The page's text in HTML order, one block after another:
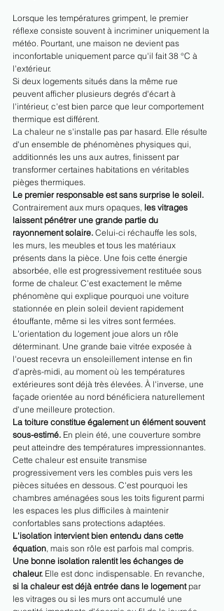
Lorsque les températures grimpent, le premier
réflexe consiste souvent à incriminer uniquement la
météo. Pourtant, une maison ne devient pas
inconfortable uniquement parce qu'il fait 38 °C à
l'extérieur.
Si deux logements situés dans la même rue
peuvent afficher plusieurs degrés d'écart à
l'intérieur, c'est bien parce que leur comportement
thermique est différent.
La chaleur ne s'installe pas par hasard. Elle résulte
d'un ensemble de phénomènes physiques qui,
additionnés les uns aux autres, finissent par
transformer certaines habitations en véritables
pièges thermiques.
Le premier responsable est sans surprise le soleil.
Contrairement aux murs opaques, les vitrages
laissent pénétrer une grande partie du
rayonnement solaire. Celui-ci réchauffe les sols,
les murs, les meubles et tous les matériaux
présents dans la pièce. Une fois cette énergie
absorbée, elle est progressivement restituée sous
forme de chaleur. C'est exactement le même
phénomène qui explique pourquoi une voiture
stationnée en plein soleil devient rapidement
étouffante, même si les vitres sont fermées.
L'orientation du logement joue alors un rôle
déterminant. Une grande baie vitrée exposée à
l'ouest recevra un ensoleillement intense en fin
d'après-midi, au moment où les températures
extérieures sont déjà très élevées. À l'inverse, une
façade orientée au nord bénéficiera naturellement
d'une meilleure protection.
La toiture constitue également un élément souvent
sous-estimé. En plein été, une couverture sombre
peut atteindre des températures impressionnantes.
Cette chaleur est ensuite transmise
progressivement vers les combles puis vers les
pièces situées en dessous. C'est pourquoi les
chambres aménagées sous les toits figurent parmi
les espaces les plus difficiles à maintenir
confortables sans protections adaptées.
L'isolation intervient bien entendu dans cette
équation, mais son rôle est parfois mal compris.
Une bonne isolation ralentit les échanges de
chaleur. Elle est donc indispensable. En revanche,
si la chaleur est déjà entrée dans le logement par
les vitrages ou si les murs ont accumulé une